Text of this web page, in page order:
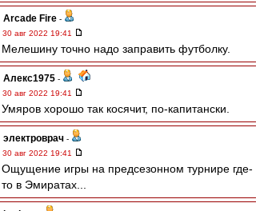
Arcade Fire -
30 авг 2022 19:41
Мелешину точно надо заправить футболку.
Алекс1975 -
30 авг 2022 19:41
Умяров хорошо так косячит, по-капитански.
электроврач -
30 авг 2022 19:41
Ощущение игры на предсезонном турнире где-
то в Эмиратах...